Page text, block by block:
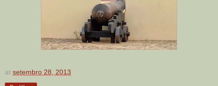
at setembro 28, 2013